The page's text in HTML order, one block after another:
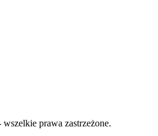
prawa zastrzeżone.